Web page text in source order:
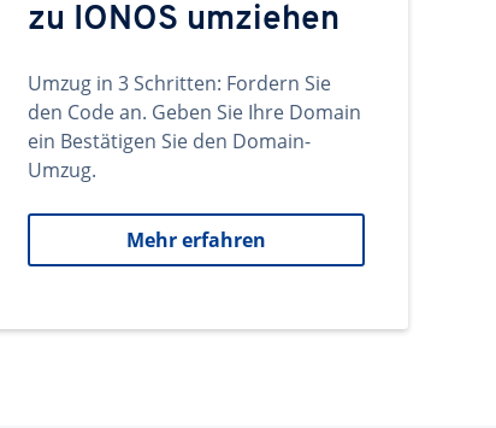
zu IONOS umziehen
Umzug in 3 Schritten: Fordern Sie
den Code an. Geben Sie Ihre Domain
ein Bestätigen Sie den Domain-
Umzug.
Mehr erfahren